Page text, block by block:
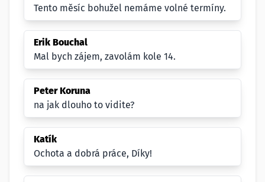
Tento měsíc bohužel nemáme volné termíny.
Erik Bouchal
Mal bych zájem, zavolám kole 14.
Peter Koruna
na jak dlouho to vidite?
Katík
Ochota a dobrá práce, Díky!